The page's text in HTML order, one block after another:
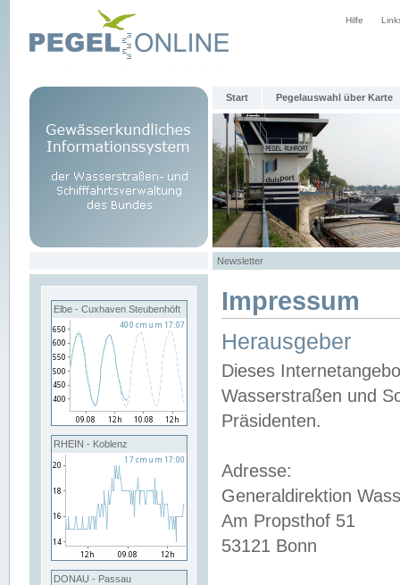
Hilfe
Start Pegelauswahl über Karte
Newsletter
Elbe - Cuxhaven Steubenhöft
RHEIN - Koblenz
DONAU - Passau
Impressum
Herausgeber
Dieses
Wasserstraßen und
Präsidenten.
Adresse:
Generaldirektion
Am Propsthof 51
53121 Bonn